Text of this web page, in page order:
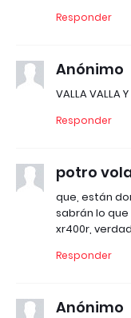
Responder
Anónimo
VALLA VALLA
Responder
potro
que, están
sabrán lo
xr400r,
Responder
Anónimo